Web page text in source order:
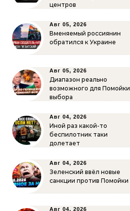
центров
Авг 05, 2026
Вменяемый россиянин
обратился к Украине
Авг 05, 2026
Диапазон реально
возможного для Помойки
выбора
Авг 04, 2026
Иной раз какой-то
беспилотник таки
долетает
Авг 04, 2026
Зеленский ввёл новые
санкции против Помойки
Авг 04, 2026